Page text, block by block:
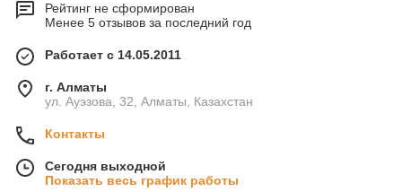
Рейтинг не сформирован
Менее 5 отзывов за последний год
Работает с 14.05.2011
г. Алматы
ул. Ауэзова, 32, Алматы, Казахстан
Контакты
Сегодня выходной
Показать весь график работы